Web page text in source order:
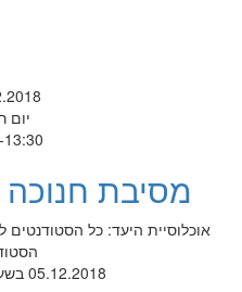
יום
13:30
מסיבת
אוכלוסיית היעד: כל הסטודנטים
05.12.2018 בשעה 14:30-13:30